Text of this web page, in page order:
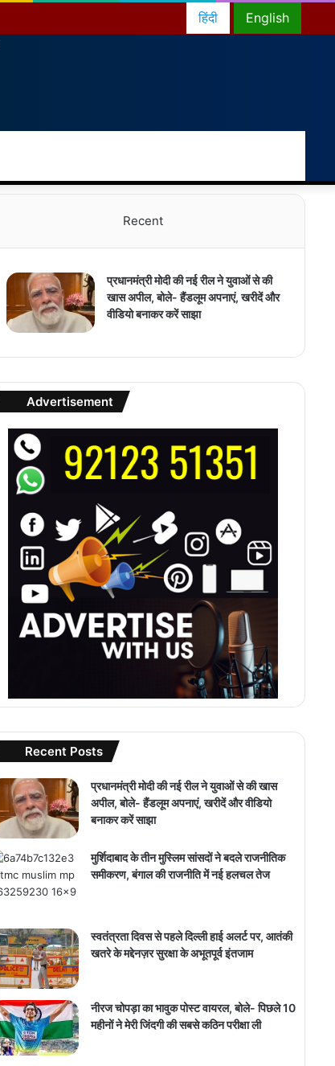
English
हिंदी
for
skin
Recent
प्रधानमंत्री मोदी की नई रील ने युवाओं से की
खास अपील, बोले- हैंडलूम अपनाएं, खरीदें और
वीडियो बनाकर करें साझा
Advertisement
Recent Posts
प्रधानमंत्री मोदी की नई रील ने युवाओं से की खास
अपील, बोले- हैंडलूम अपनाएं, खरीदें और वीडियो
बनाकर करें साझा
मुर्शिदाबाद के तीन मुस्लिम सांसदों ने बदले राजनीतिक
समीकरण, बंगाल की राजनीति में नई हलचल तेज
स्वतंत्रता दिवस से पहले दिल्ली हाई अलर्ट पर, आतंकी
खतरे के मद्देनज़र सुरक्षा के अभूतपूर्व इंतजाम
नीरज चोपड़ा का भावुक पोस्ट वायरल, बोले- पिछले 10
महीनों ने मेरी जिंदगी की सबसे कठिन परीक्षा ली